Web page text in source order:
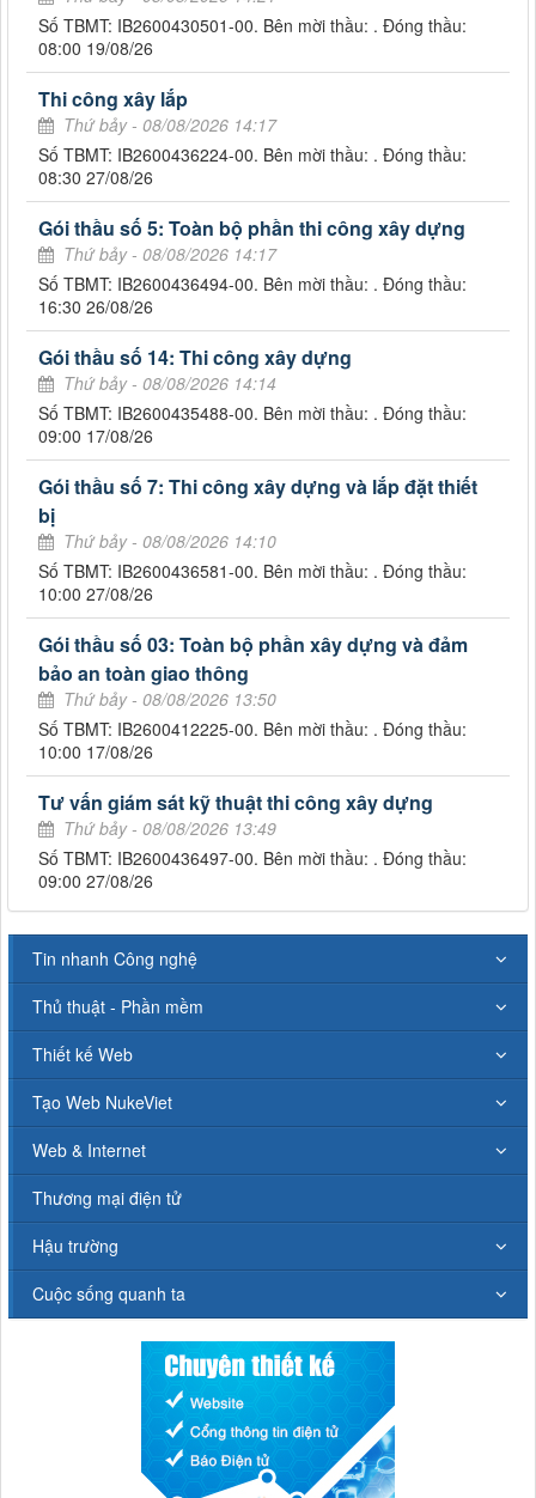
Số TBMT: IB2600430501-00. Bên mời thầu: . Đóng thầu:
08:00 19/08/26
Thi công xây lắp
Thứ bảy - 08/08/2026 14:17
Số TBMT: IB2600436224-00. Bên mời thầu: . Đóng thầu:
08:30 27/08/26
Gói thầu số 5: Toàn bộ phần thi công xây dựng
Thứ bảy - 08/08/2026 14:17
Số TBMT: IB2600436494-00. Bên mời thầu: . Đóng thầu:
16:30 26/08/26
Gói thầu số 14: Thi công xây dựng
Thứ bảy - 08/08/2026 14:14
Số TBMT: IB2600435488-00. Bên mời thầu: . Đóng thầu:
09:00 17/08/26
Gói thầu số 7: Thi công xây dựng và lắp đặt thiết
bị
Thứ bảy - 08/08/2026 14:10
Số TBMT: IB2600436581-00. Bên mời thầu: . Đóng thầu:
10:00 27/08/26
Gói thầu số 03: Toàn bộ phần xây dựng và đảm
bảo an toàn giao thông
Thứ bảy - 08/08/2026 13:50
Số TBMT: IB2600412225-00. Bên mời thầu: . Đóng thầu:
10:00 17/08/26
Tư vấn giám sát kỹ thuật thi công xây dựng
Thứ bảy - 08/08/2026 13:49
Số TBMT: IB2600436497-00. Bên mời thầu: . Đóng thầu:
09:00 27/08/26
Tin nhanh Công nghệ
Thủ thuật - Phần mềm
Thiết kế Web
Tạo Web NukeViet
Web & Internet
Thương mại điện tử
Hậu trường
Cuộc sống quanh ta